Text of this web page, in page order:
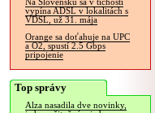
Na Slovensku sa v tichosti
vypína ADSL v lokalitách s
VDSL, už 31. mája
Orange sa doťahuje na UPC
a O2, spustí 2.5 Gbps
pripojenie
Top správy
Alza nasadila dve novinky,